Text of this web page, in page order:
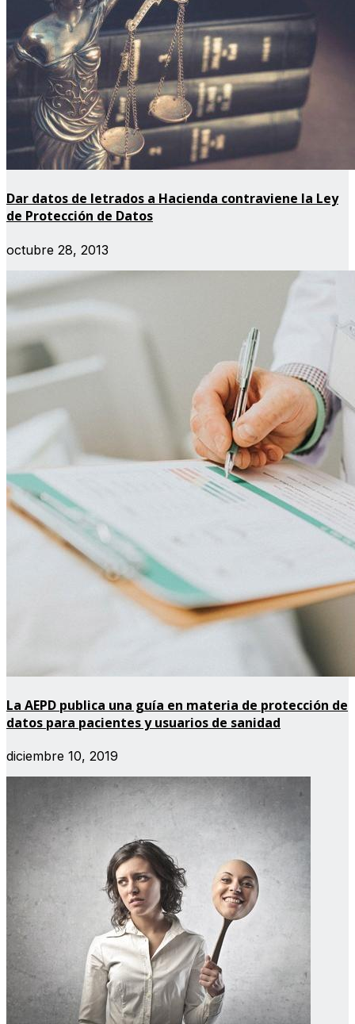
Dar datos de letrados a Hacienda contraviene la Ley
de Protección de Datos
octubre 28, 2013
La AEPD publica una guía en materia de protección de
datos para pacientes y usuarios de sanidad
diciembre 10, 2019